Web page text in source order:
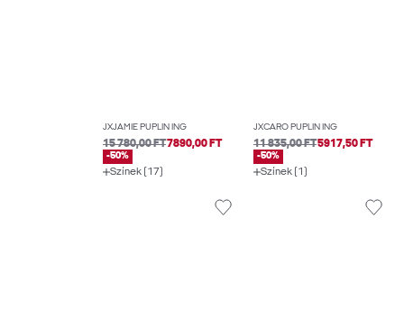
JXJAMIE PUPLIN ING
15 780,00 FT7890,00 FT
-50%
Színek (17)
JXCARO PUPLIN ING
11 835,00 FT5917,50 FT
-50%
Színek (1)